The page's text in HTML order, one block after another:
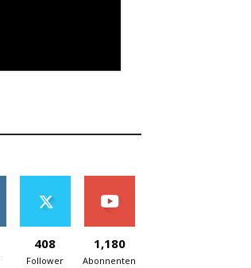
408
Follower
1,180
Abonnenten